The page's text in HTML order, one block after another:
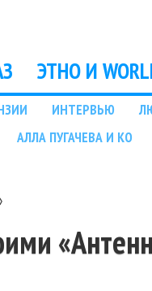
ЭТНО И
ИНТЕРВЬЮ
АЛЛА ПУГАЧЕВА И КО